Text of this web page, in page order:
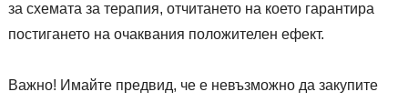
за схемата за терапия, отчитането на което гарантира
постигането на очаквания положителен ефект.
Важно! Имайте предвид, че е невъзможно да закупите